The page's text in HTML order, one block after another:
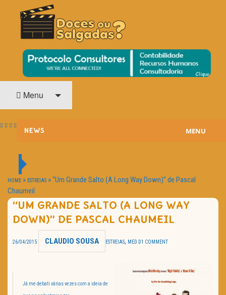
DOCES OU SALGADAS?
O Cinema? Uma Paixão!!
Menu
NEWS
PASSATEMPOS
HOME CINEMA
NOTA PESSOAL
TRAILER DO DIA
MENU
HOME » ESTREIAS »“Um Grande Salto (A Long Way Down)” de Pascal
Chaumeil
“UM GRANDE SALTO (A LONG WAY
DOWN)” DE PASCAL CHAUMEIL
26/04/2015 CLAUDIO SOUSA ESTREIAS, MED D1 COMMENT
Já me debati várias vezes com a ideia de